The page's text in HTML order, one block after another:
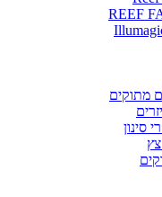
מתוקים
סינון